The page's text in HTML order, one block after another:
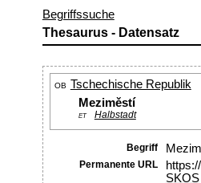
Begriffssuche
Thesaurus - Datensatz
OB Tschechische Republik
Meziměstí
ET Halbstadt
Begriff
Permanente URL
SKOS